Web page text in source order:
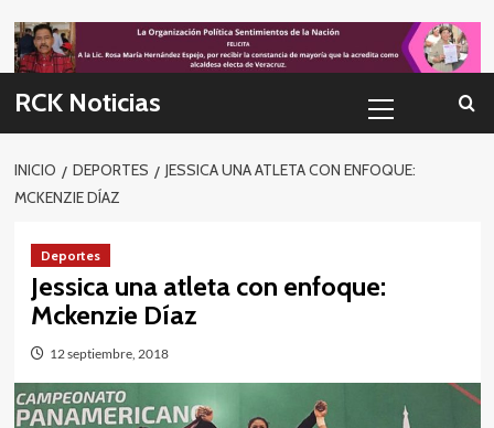
to
content
RCK Noticias
primario
INICIO DEPORTES
JESSICA UNA ATLETA CON ENFOQUE:
MCKENZIE DÍAZ
Deportes
Jessica una atleta con enfoque:
Mckenzie Díaz
12 septiembre, 2018